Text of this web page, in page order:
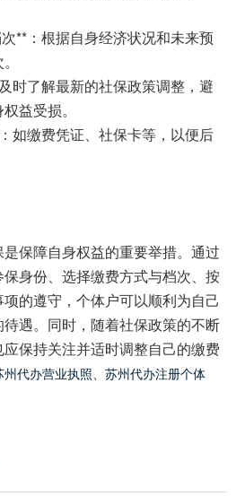
**：根据自身经济状况和未来预
时了解最新的社保政策调整，避
益受损。
如缴费凭证、社保卡等，以便后
保障自身权益的重要举措。通过
身份、选择缴费方式与档次、按
的遵守，个体户可以顺利为自己
遇。同时，随着社保政策的不断
保持关注并适时调整自己的缴费
州代办营业执照、 苏州代办注册个体